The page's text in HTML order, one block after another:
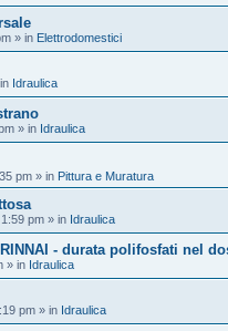
» in Elettrodomestici
Idraulica
» in Idraulica
pm » in Pittura e Muratura
pm » in Idraulica
- durata polifosfati nel
» in Idraulica
pm » in Idraulica